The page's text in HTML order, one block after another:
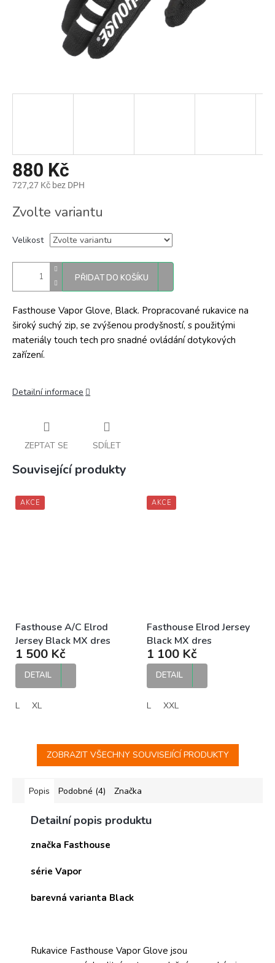
880 Kč
727,27 Kč bez DPH
cena:
Zvolte variantu
Velikost
PŘIDAT DO KOŠÍKU
Fasthouse Vapor Glove, Black. Propracované rukavice na
široký suchý zip, se zvýšenou prodyšností, s použitými
materiály touch tech pro snadné ovládání dotykových
zařízení.
Detailní informace
ZEPTAT SE SDÍLET
Související produkty
AKCE
Fasthouse A/C Elrod
Jersey Black MX dres
1 500 Kč
DETAIL
L XL
AKCE
Fasthouse Elrod Jersey
Black MX dres
1 100 Kč
DETAIL
L XXL
ZOBRAZIT VŠECHNY SOUVISEJÍCÍ PRODUKTY
Popis Podobné (4) Značka
Detailní popis produktu
značka Fasthouse
série Vapor
barevná varianta Black
Rukavice Fasthouse Vapor Glove jsou